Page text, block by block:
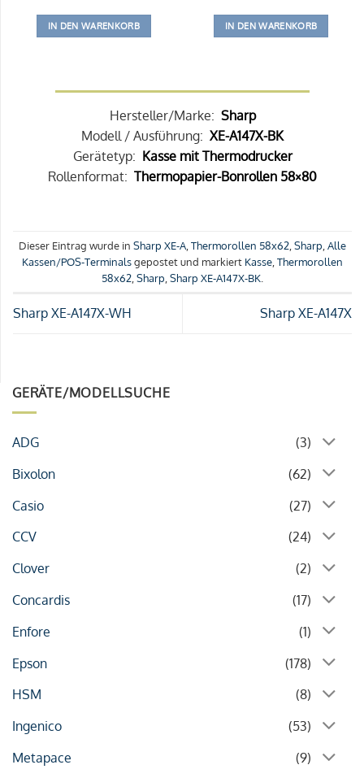
GERÄTE/MODELLSUCHE
ADG
(3)
Bixolon
(62)
Casio
(27)
CCV
(24)
Clover
(2)
Concardis
(17)
Enfore
(1)
Epson
(178)
HSM
(8)
Ingenico
(53)
Metapace
(9)
IN DEN WARENKORB IN DEN WARENKORB
Hersteller/Marke: Sharp
Modell / Ausführung: XE-A147X-BK
Gerätetyp: Kasse mit Thermodrucker
Rollenformat: Thermopapier-Bonrollen 58×80
Dieser Eintrag wurde in Sharp XE-A Thermorollen 58x62 Sharp Alle
Kassen/POS-Terminalsgepostet und markiert Kasse Thermorollen
58x62 Sharp Sharp XE-A147X-BK
Sharp XE-A147X-WH Sharp XE-A147X